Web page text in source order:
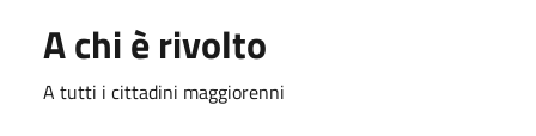
A chi è rivolto
A tutti i cittadini maggiorenni